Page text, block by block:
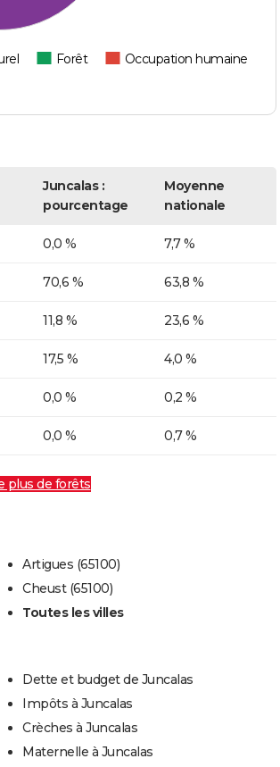
Forêt
Occupation humaine
Juncalas :
pourcentage
Moyenne
nationale
0,0 % 7,7 %
70,6 % 63,8 %
11,8 % 23,6 %
17,5 % 4,0 %
0,0 % 0,2 %
0,0 % 0,7 %
plus de forêts
Artigues (65100)
Cheust (65100)
Toutes les villes
Dette et budget de Juncalas
Impôts à Juncalas
Crèches à Juncalas
Maternelle à Juncalas